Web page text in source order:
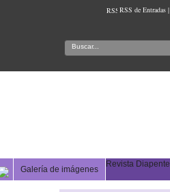
RSS de Entradas |
Galería de imágenes
Revista Diapente